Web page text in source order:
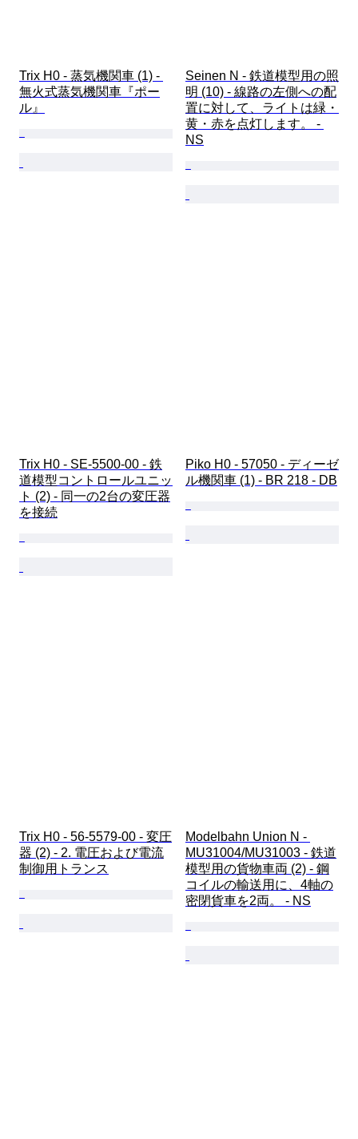
Trix H0 - 蒸気機関車 (1) -
無火式蒸気機関車『ポー
ル』
Seinen N - 鉄道模型用の照
明 (10) - 線路の左側への配
置に対して、ライトは緑・
黄・赤を点灯します。 -
NS
Trix H0 - SE-5500-00 - 鉄
道模型コントロールユニッ
ト (2) - 同一の2台の変圧器
を接続
Piko H0 - 57050 - ディーゼ
ル機関車 (1) - BR 218 - DB
Trix H0 - 56-5579-00 - 変圧
器 (2) - 2. 電圧および電流
制御用トランス
Modelbahn Union N -
MU31004/MU31003 - 鉄道
模型用の貨物車両 (2) - 鋼
コイルの輸送用に、4軸の
密閉貨車を2両。 - NS